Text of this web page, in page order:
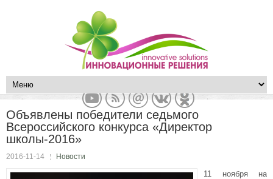
Объявлены победители седьмого
Всероссийского конкурса «Директор
школы-2016»
2016-11-14 Новости
11 ноября на